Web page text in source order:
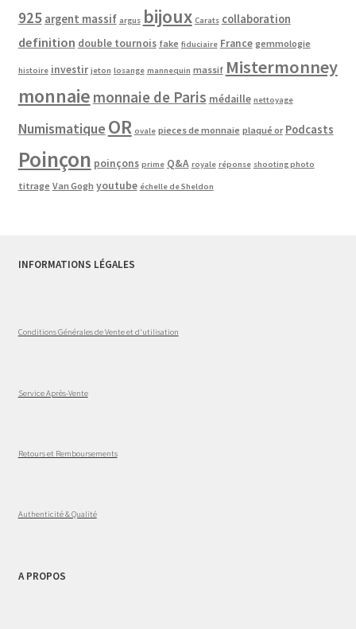
925 argent massif argus bijoux Carats collaboration
definition double tournois fake fiduciaire France gemmologie
histoire investir jeton losange mannequin massif Mistermonney
monnaie monnaie de Paris médaille nettoyage
Numismatique OR ovale pieces de monnaie plaqué or Podcasts
Poinçon poinçons prime Q&A royale réponse shooting photo
titrage Van Gogh youtube échelle de Sheldon
INFORMATIONS LÉGALES
Conditions Générales de Vente et d'utilisation
Service Après-Vente
Retours et Remboursements
Authenticité & Qualité
A PROPOS